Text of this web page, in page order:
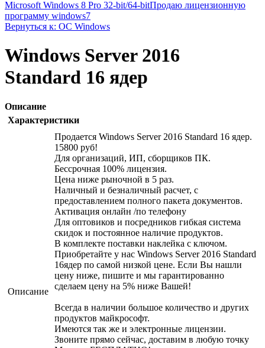
Microsoft Windows 8 Pro 32-bit/64-bitПродаю лицензионную
программу windows7
Вернуться к: ОС Windows
Windows Server 2016
Standard 16 ядер
Описание
Характеристики
Описание
Продается Windows Server 2016 Standard 16 ядер.
15800 руб!
Для организаций, ИП, сборщиков ПК.
Бессрочная 100% лицензия.
Цена ниже рыночной в 5 раз.
Наличный и безналичный расчет, с
предоставлением полного пакета документов.
Активация онлайн /по телефону
Для оптовиков и посредников гибкая система
скидок и постоянное наличие продуктов.
В комплекте поставки наклейка с ключом.
Приобретайте у нас Windows Server 2016 Standard
16ядер по самой низкой цене. Если Вы нашли
цену ниже, пишите и мы гарантированно
сделаем цену на 5% ниже Вашей!
Всегда в наличии большое количество и других
продуктов майкрософт.
Имеются так же и электронные лицензии.
Звоните прямо сейчас, доставим в любую точку